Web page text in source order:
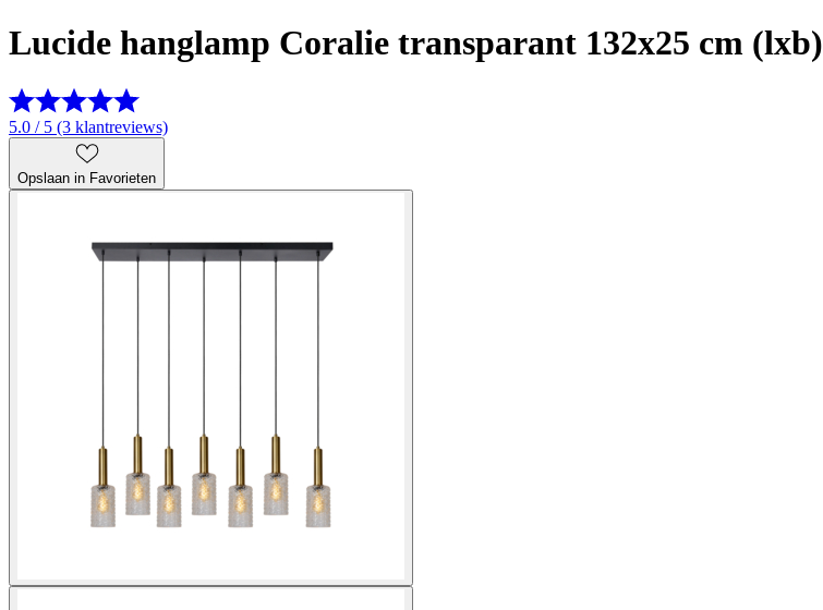
Lucide hanglamp Coralie transparant 132x25 cm (lxb)
5.0 / 5 (3 klantreviews)
Opslaan in Favorieten